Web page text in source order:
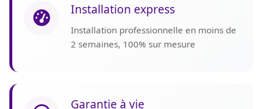
Installation express
Installation professionnelle en moins de
2 semaines, 100% sur mesure
Garantie à vie